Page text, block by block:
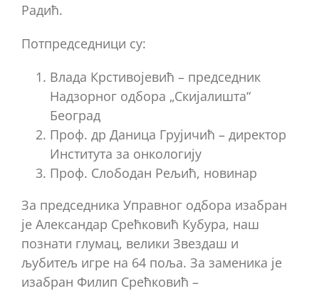
Радић.
Потпредседници су:
Влада Крстивојевић – председник
Надзорног одбора „Скијалишта“
Београд
Проф. др Даница Грујичић – директор
Института за онкологију
Проф. Слободан Рељић, новинар
За председника Управног одбора изабран
је Александар Срећковић Кубура, наш
познати глумац, велики Звездаш и
љубитељ игре на 64 поља. За заменика је
изабран Филип Срећковић –